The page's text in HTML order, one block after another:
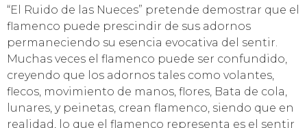
“El Ruido de las Nueces” pretende demostrar que el
flamenco puede prescindir de sus adornos
permaneciendo su esencia evocativa del sentir.
Muchas veces el flamenco puede ser confundido,
creyendo que los adornos tales como volantes,
flecos, movimiento de manos, flores, Bata de cola,
lunares, y peinetas, crean flamenco, siendo que en
realidad, lo que el flamenco representa es el sentir